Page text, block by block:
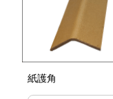
紙護角